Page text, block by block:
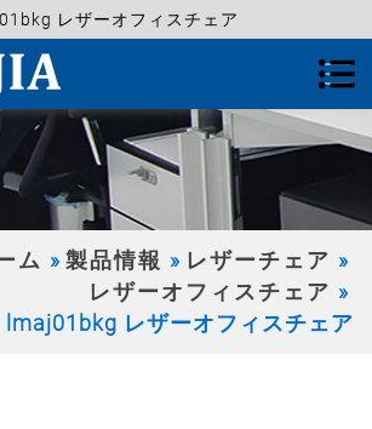
レザーオフィスチェア
ム 製品情報
レザーチェア
レザーオフィスチェア
lmaj01bkg レザーオフィスチェア